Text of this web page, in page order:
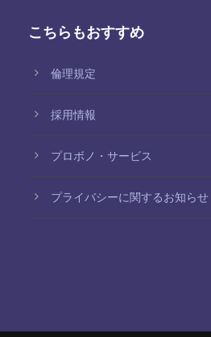
こちらもおすすめ
倫理規定
採用情報
プロボノ・サービス
プライバシーに関するお知らせ